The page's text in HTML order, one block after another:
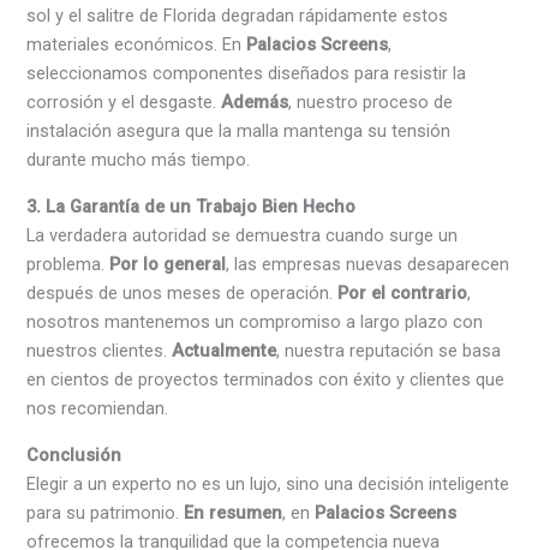
sol y el salitre de Florida degradan rápidamente estos
materiales económicos. En Palacios Screens,
seleccionamos componentes diseñados para resistir la
corrosión y el desgaste.Además, nuestro proceso de
instalación asegura que la malla mantenga su tensión
durante mucho más tiempo.
3. La Garantía de un Trabajo Bien Hecho
La verdadera autoridad se demuestra cuando surge un
problema. Por lo general, las empresas nuevas desaparecen
después de unos meses de operación. Por el contrario,
nosotros mantenemos un compromiso a largo plazo con
nuestros clientes.Actualmente, nuestra reputación se basa
en cientos de proyectos terminados con éxito y clientes que
nos recomiendan.
Conclusión
Elegir a un experto no es un lujo, sino una decisión inteligente
para su patrimonio. En resumen, en Palacios Screens
ofrecemos la tranquilidad que la competencia nueva